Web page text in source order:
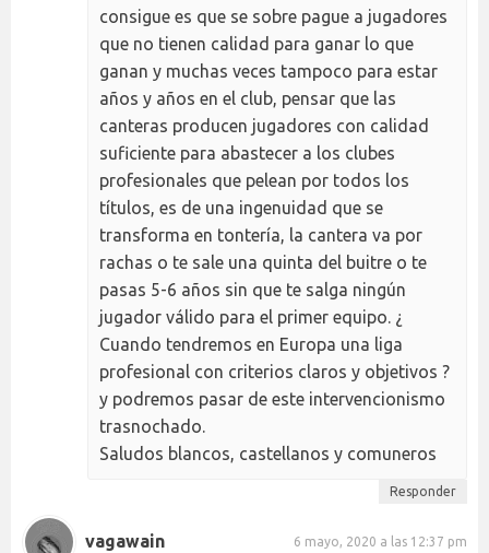
consigue es que se sobre pague a jugadores
que no tienen calidad para ganar lo que
ganan y muchas veces tampoco para estar
años y años en el club, pensar que las
canteras producen jugadores con calidad
suficiente para abastecer a los clubes
profesionales que pelean por todos los
títulos, es de una ingenuidad que se
transforma en tontería, la cantera va por
rachas o te sale una quinta del buitre o te
pasas 5-6 años sin que te salga ningún
jugador válido para el primer equipo. ¿
Cuando tendremos en Europa una liga
profesional con criterios claros y objetivos ?
y podremos pasar de este intervencionismo
trasnochado.
Saludos blancos, castellanos y comuneros
Responder
vagawain 6 mayo, 2020 a las 12:37 pm